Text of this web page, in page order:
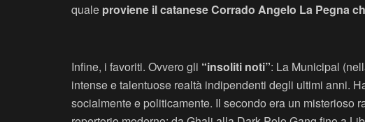
quale proviene il catanese Corrado Angelo La Pegna
Infine, i favoriti. Ovvero gli “insoliti noti”: La Municipal
intense e talentuose realtà indipendenti degli ultimi anni.
socialmente e politicamente. Il secondo era un misterioso